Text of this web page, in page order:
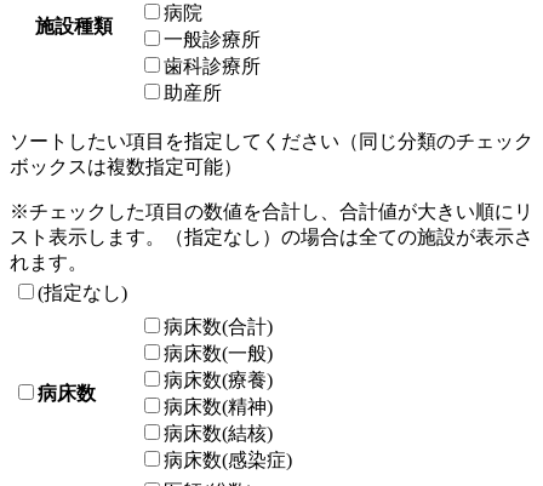
施設種類
病院
一般診療所
歯科診療所
助産所
ソートしたい項目を指定してください（同じ分類のチェック
ボックスは複数指定可能）
※チェックした項目の数値を合計し、合計値が大きい順にリ
スト表示します。（指定なし）の場合は全ての施設が表示さ
れます。
(指定なし)
病床数
病床数(合計)
病床数(一般)
病床数(療養)
病床数(精神)
病床数(結核)
病床数(感染症)